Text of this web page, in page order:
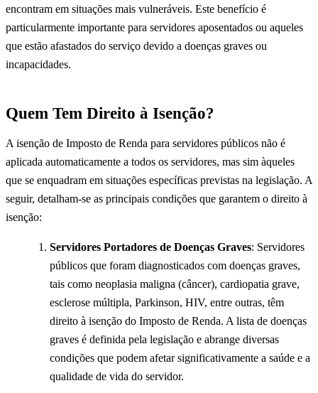
encontram em situações mais vulneráveis. Este benefício é
particularmente importante para servidores aposentados ou aqueles
que estão afastados do serviço devido a doenças graves ou
incapacidades.
Quem Tem Direito à Isenção?
A isenção de Imposto de Renda para servidores públicos não é
aplicada automaticamente a todos os servidores, mas sim àqueles
que se enquadram em situações específicas previstas na legislação. A
seguir, detalham-se as principais condições que garantem o direito à
isenção:
Servidores Portadores de Doenças Graves: Servidores
públicos que foram diagnosticados com doenças graves,
tais como neoplasia maligna (câncer), cardiopatia grave,
esclerose múltipla, Parkinson, HIV, entre outras, têm
direito à isenção do Imposto de Renda. A lista de doenças
graves é definida pela legislação e abrange diversas
condições que podem afetar significativamente a saúde e a
qualidade de vida do servidor.